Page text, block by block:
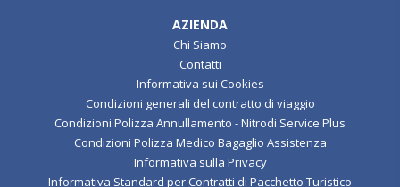
AZIENDA
Chi Siamo
Contatti
Informativa sui Cookies
Condizioni generali del contratto di viaggio
Condizioni Polizza Annullamento - Nitrodi Service Plus
Condizioni Polizza Medico Bagaglio Assistenza
Informativa sulla Privacy
Informativa Standard per Contratti di Pacchetto Turistico